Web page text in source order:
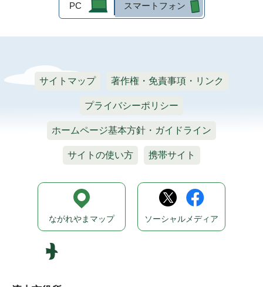
PC スマートフォン
サイトマップ 著作権・免責事項・リンク
プライバシーポリシー
ホームページ基本方針・ガイドライン
サイトの使い方 携帯サイト
ながれやまマップ ソーシャルメディア